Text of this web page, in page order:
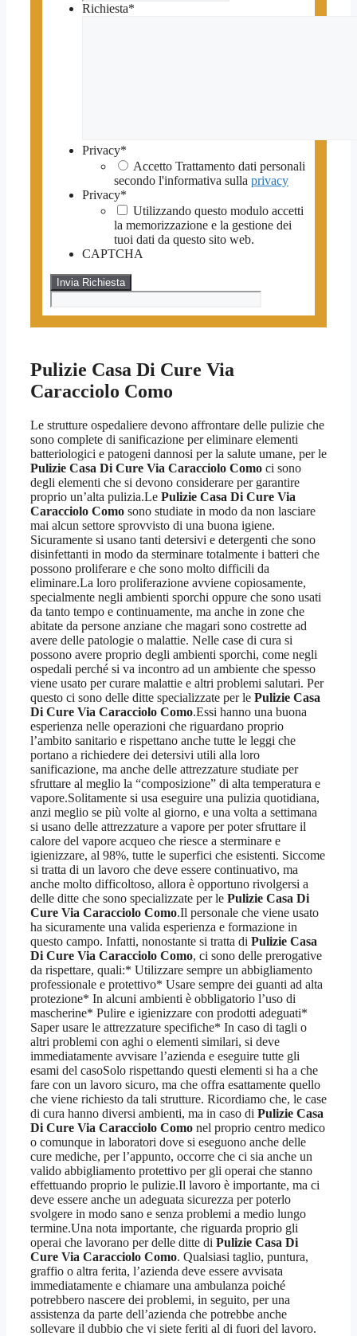
Richiesta*
Privacy*
Accetto Trattamento dati personali
secondo l'informativa sulla privacy
Privacy*
Utilizzando questo modulo accetti
la memorizzazione e la gestione dei
tuoi dati da questo sito web.
CAPTCHA
Pulizie Casa Di Cure Via
Caracciolo Como
Le strutture ospedaliere devono affrontare delle pulizie che
sono complete di sanificazione per eliminare elementi
batteriologici e patogeni dannosi per la salute umane, per le
Pulizie Casa Di Cure Via Caracciolo Como ci sono
degli elementi che si devono considerare per garantire
proprio un’alta pulizia.Le Pulizie Casa Di Cure Via
Caracciolo Como sono studiate in modo da non lasciare
mai alcun settore sprovvisto di una buona igiene.
Sicuramente si usano tanti detersivi e detergenti che sono
disinfettanti in modo da sterminare totalmente i batteri che
possono proliferare e che sono molto difficili da
eliminare.La loro proliferazione avviene copiosamente,
specialmente negli ambienti sporchi oppure che sono usati
da tanto tempo e continuamente, ma anche in zone che
abitate da persone anziane che magari sono costrette ad
avere delle patologie o malattie. Nelle case di cura si
possono avere proprio degli ambienti sporchi, come negli
ospedali perché si va incontro ad un ambiente che spesso
viene usato per curare malattie e altri problemi salutari. Per
questo ci sono delle ditte specializzate per le Pulizie Casa
Di Cure Via Caracciolo Como.Essi hanno una buona
esperienza nelle operazioni che riguardano proprio
l’ambito sanitario e rispettano anche tutte le leggi che
portano a richiedere dei detersivi utili alla loro
sanificazione, ma anche delle attrezzature studiate per
sfruttare al meglio la “composizione” di alta temperatura e
vapore.Solitamente si usa eseguire una pulizia quotidiana,
anzi meglio se più volte al giorno, e una volta a settimana
si usano delle attrezzature a vapore per poter sfruttare il
calore del vapore acqueo che riesce a sterminare e
igienizzare, al 98%, tutte le superfici che esistenti. Siccome
si tratta di un lavoro che deve essere continuativo, ma
anche molto difficoltoso, allora è opportuno rivolgersi a
delle ditte che sono specializzate per le Pulizie Casa Di
Cure Via Caracciolo Como.Il personale che viene usato
ha sicuramente una valida esperienza e formazione in
questo campo. Infatti, nonostante si tratta di Pulizie Casa
Di Cure Via Caracciolo Como, ci sono delle prerogative
da rispettare, quali:* Utilizzare sempre un abbigliamento
professionale e protettivo* Usare sempre dei guanti ad alta
protezione* In alcuni ambienti è obbligatorio l’uso di
mascherine* Pulire e igienizzare con prodotti adeguati*
Saper usare le attrezzature specifiche* In caso di tagli o
altri problemi con aghi o elementi similari, si deve
immediatamente avvisare l’azienda e eseguire tutte gli
esami del casoSolo rispettando questi elementi si ha a che
fare con un lavoro sicuro, ma che offra esattamente quello
che viene richiesto da tali strutture. Ricordiamo che, le case
di cura hanno diversi ambienti, ma in caso di Pulizie Casa
Di Cure Via Caracciolo Como nel proprio centro medico
o comunque in laboratori dove si eseguono anche delle
cure mediche, per l’appunto, occorre che ci sia anche un
valido abbigliamento protettivo per gli operai che stanno
effettuando proprio le pulizie.Il lavoro è importante, ma ci
deve essere anche un adeguata sicurezza per poterlo
svolgere in modo sano e senza problemi a medio lungo
termine.Una nota importante, che riguarda proprio gli
operai che lavorano per delle ditte di Pulizie Casa Di
Cure Via Caracciolo Como. Qualsiasi taglio, puntura,
graffio o altra ferita, l’azienda deve essere avvisata
immediatamente e chiamare una ambulanza poiché
potrebbero nascere dei problemi, in seguito, per una
assistenza da parte dell’azienda che potrebbe anche
sollevare il dubbio che vi siete feriti al di fuori del lavoro.